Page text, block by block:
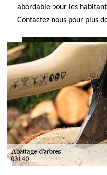
abordable pour les
Contactez-nous pour plus